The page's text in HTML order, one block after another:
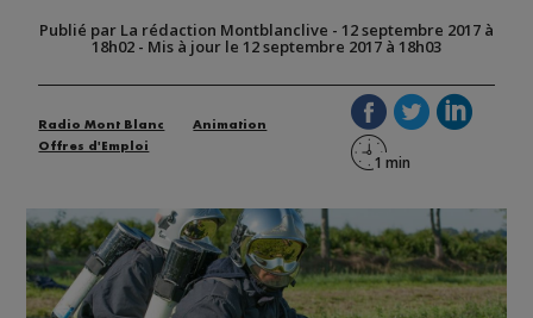
Publié par La rédaction Montblanclive - 12 septembre 2017 à
18h02 - Mis à jour le 12 septembre 2017 à 18h03
Radio Mont Blanc
Animation
Offres d'Emploi